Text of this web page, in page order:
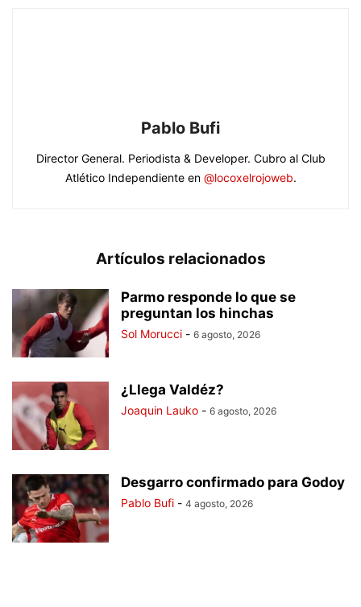
Pablo Bufi
Director General. Periodista & Developer. Cubro al Club
Atlético Independiente en @locoxelrojoweb.
Artículos relacionados
Parmo responde lo que se
preguntan los hinchas
Sol Morucci - 6 agosto, 2026
¿Llega Valdéz?
Joaquin Lauko - 6 agosto, 2026
Desgarro confirmado para Godoy
Pablo Bufi - 4 agosto, 2026